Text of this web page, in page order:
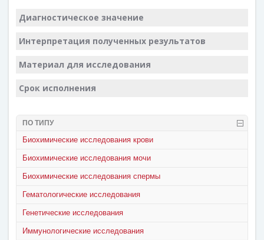
Диагностическое значение
Интерпретация полученных результатов
Материал для исследования
Срок исполнения
ПО ТИПУ
Биохимические исследования крови
Биохимические исследования мочи
Биохимические исследования спермы
Гематологические исследования
Генетические исследования
Иммунологические исследования